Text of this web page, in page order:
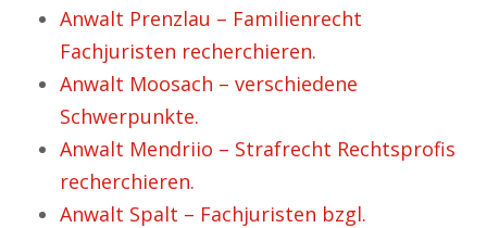
Anwalt Prenzlau – Familienrecht
Fachjuristen recherchieren.
Anwalt Moosach – verschiedene
Schwerpunkte.
Anwalt Mendriio – Strafrecht Rechtsprofis
recherchieren.
Anwalt Spalt – Fachjuristen bzgl.